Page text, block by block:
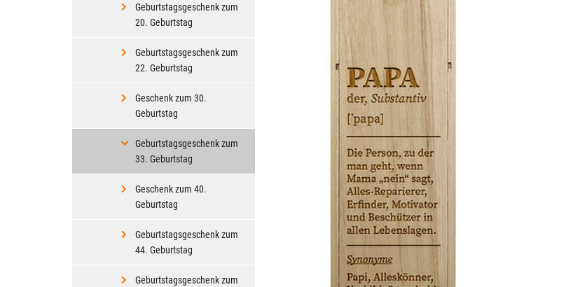
Geburtstagsgeschenk zum
20. Geburtstag
Geburtstagsgeschenk zum
22. Geburtstag
Geschenk zum 30.
Geburtstag
Geburtstagsgeschenk zum
33. Geburtstag
Geschenk zum 40.
Geburtstag
Geburtstagsgeschenk zum
44. Geburtstag
Geburtstagsgeschenk zum